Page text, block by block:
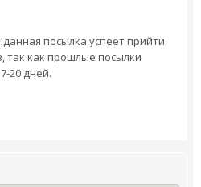
посылка успеет прийти
так как прошлые посылки
20 дней.